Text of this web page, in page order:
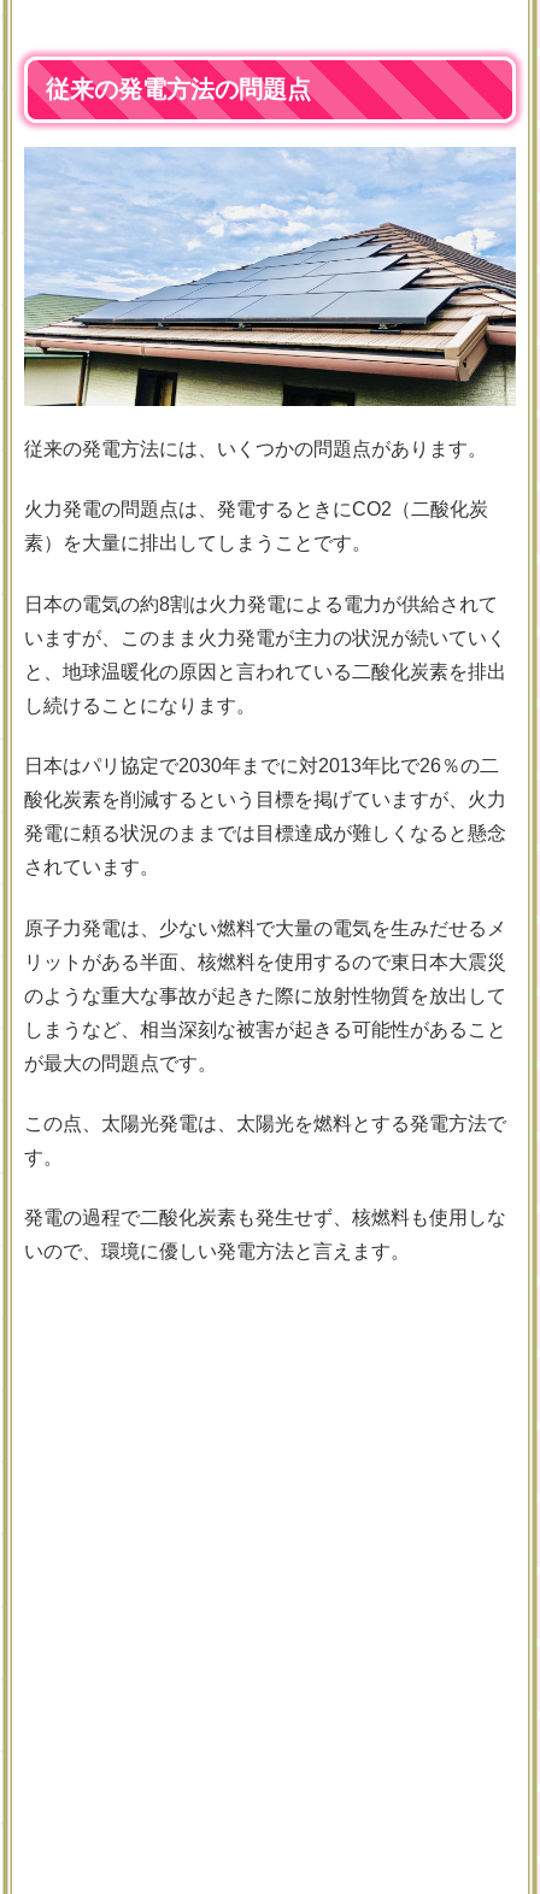
従来の発電方法の問題点
従来の発電方法には、いくつかの問題点があります。
火力発電の問題点は、発電するときにCO2（二酸化炭
素）を大量に排出してしまうことです。
日本の電気の約8割は火力発電による電力が供給されて
いますが、このまま火力発電が主力の状況が続いていく
と、地球温暖化の原因と言われている二酸化炭素を排出
し続けることになります。
日本はパリ協定で2030年までに対2013年比で26％の二
酸化炭素を削減するという目標を掲げていますが、火力
発電に頼る状況のままでは目標達成が難しくなると懸念
されています。
原子力発電は、少ない燃料で大量の電気を生みだせるメ
リットがある半面、核燃料を使用するので東日本大震災
のような重大な事故が起きた際に放射性物質を放出して
しまうなど、相当深刻な被害が起きる可能性があること
が最大の問題点です。
この点、太陽光発電は、太陽光を燃料とする発電方法で
す。
発電の過程で二酸化炭素も発生せず、核燃料も使用しな
いので、環境に優しい発電方法と言えます。